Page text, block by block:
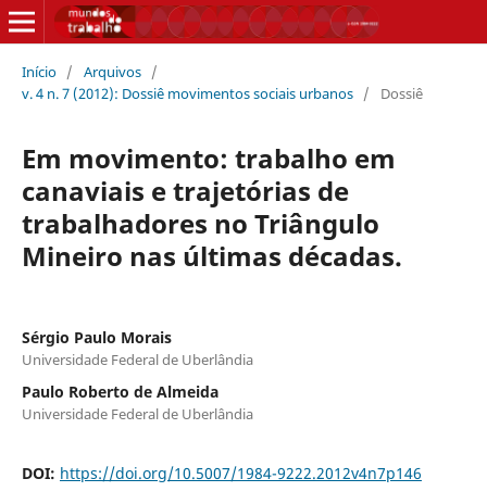
Início / Arquivos /
v. 4 n. 7 (2012): Dossiê movimentos sociais urbanos / Dossiê
Em movimento: trabalho em
canaviais e trajetórias de
trabalhadores no Triângulo
Mineiro nas últimas décadas.
Sérgio Paulo Morais
Universidade Federal de Uberlândia
Paulo Roberto de Almeida
Universidade Federal de Uberlândia
DOI: https://doi.org/10.5007/1984-9222.2012v4n7p146